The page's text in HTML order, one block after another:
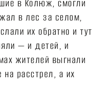
в Колюж, смогли
в лес за селом,
их обратно и тут
— и детей, и
жителей выгнали
расстрел, а их